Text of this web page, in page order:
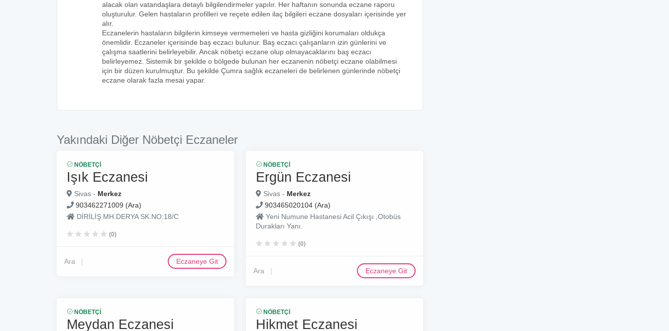
alacak olan vatandaşlara detaylı bilgilendirmeler yapılır. Her haftanın sonunda eczane raporu
oluşturulur. Gelen hastaların profilleri ve reçete edilen ilaç bilgileri eczane dosyaları içerisinde yer
alır.
Eczanelerin hastaların bilgilerin kimseye vermemeleri ve hasta gizliğini korumaları oldukça
önemlidir. Eczaneler içerisinde baş eczacı bulunur. Baş eczacı çalışanların izin günlerini ve
çalışma saatlerini belirleyebilir. Ancak nöbetçi eczane olup olmayacaklarını baş eczacı
belirleyemez. Sistemik bir şekilde o bölgede bulunan her eczanenin nöbetçi eczane olabilmesi
için bir düzen kurulmuştur. Bu şekilde Çumra sağlık eczaneleri de belirlenen günlerinde nöbetçi
eczane olarak fazla mesai yapar.
Yakındaki Diğer Nöbetçi Eczaneler
NÖBETÇI
Işık Eczanesi
Sivas - Merkez
903462271009 (Ara)
DİRİLİŞ MH.DERYA SK.NO:18/C
(0)
Ara Eczaneye Git
NÖBETÇI
Ergün Eczanesi
Sivas - Merkez
903465020104 (Ara)
Yeni Numune Hastanesi Acil Çıkışı ,Otobüs
Durakları Yanı.
(0)
Ara Eczaneye Git
NÖBETÇI
Meydan Eczanesi
NÖBETÇI
Hikmet Eczanesi